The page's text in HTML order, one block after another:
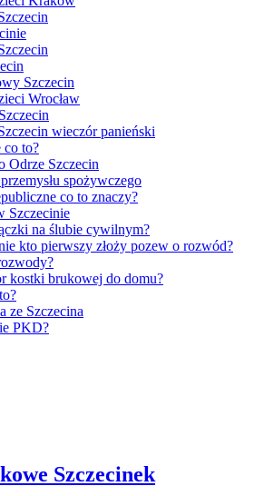
Szczecin
Wrocław
wieczór panieński
co to?
Odrze Szczecin
spożywczego
co to znaczy?
Szczecinie
na ślubie cywilnym?
kto pierwszy złoży pozew o rozwód?
kostki brukowej do domu?
ze Szczecina
PKD?
Szczecinek